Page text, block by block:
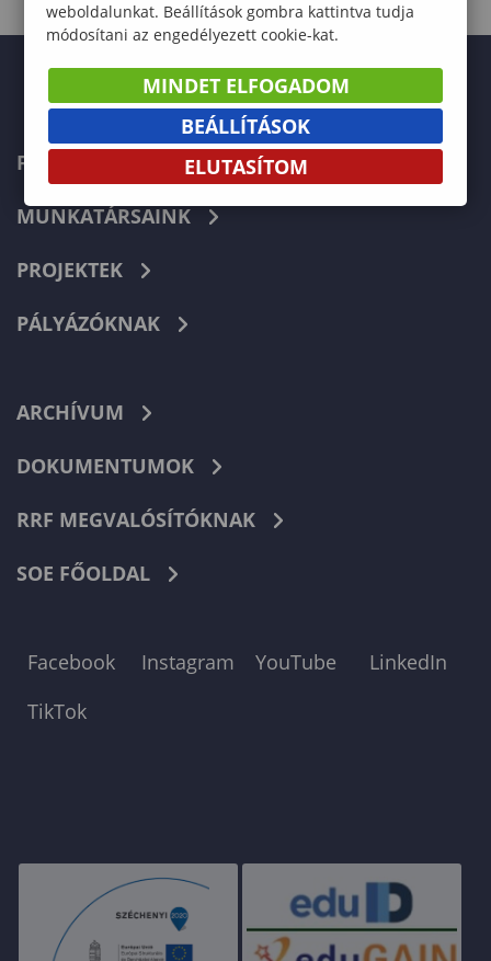
FŐOLDAL
MUNKATÁRSAINK
PROJEKTEK
PÁLYÁZÓKNAK
ARCHÍVUM
DOKUMENTUMOK
RRF MEGVALÓSÍTÓKNAK
SOE FŐOLDAL
Facebook Instagram YouTube
LinkedIn
TikTok
weboldalunkat. Beállítások gombra kattintva tudja
módosítani az engedélyezett cookie-kat.
MINDET ELFOGADOM
BEÁLLÍTÁSOK
ELUTASÍTOM